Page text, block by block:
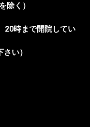
除く）
20時まで開院してい
い）